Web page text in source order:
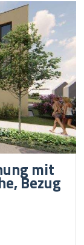
mit
Bezug